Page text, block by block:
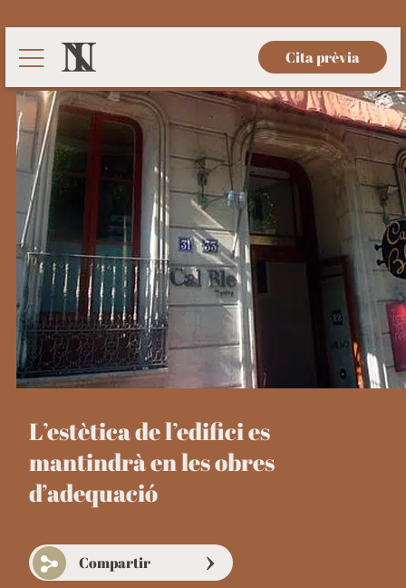
Cita prèvia
L’estètica de l’edifici es
mantindrà en les obres
d’adequació
Compartir